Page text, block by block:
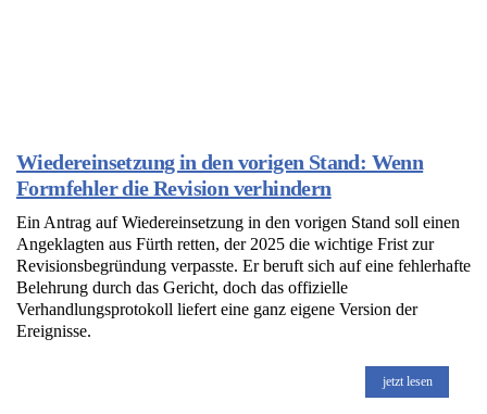
Wiedereinsetzung in den vorigen Stand: Wenn
Formfehler die Revision verhindern
Ein Antrag auf Wiedereinsetzung in den vorigen Stand soll einen
Angeklagten aus Fürth retten, der 2025 die wichtige Frist zur
Revisionsbegründung verpasste. Er beruft sich auf eine fehlerhafte
Belehrung durch das Gericht, doch das offizielle
Verhandlungsprotokoll liefert eine ganz eigene Version der
Ereignisse.
jetzt lesen